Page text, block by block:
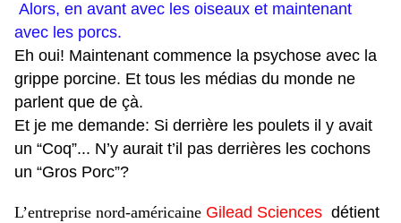
Alors, en avant avec les oiseaux et maintenant
avec les porcs.
Eh oui! Maintenant commence la psychose avec la
grippe porcine. Et tous les médias du monde ne
parlent que de çà.
Et je me demande: Si derrière les poulets il y avait
un “Coq”... N’y aurait t’il pas derrières les cochons
un “Gros Porc”?
L’entreprise nord-américaine Gilead Sciences détient